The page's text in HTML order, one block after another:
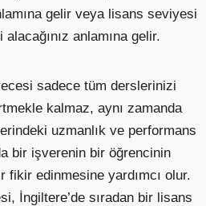
gelir veya lisans seviyesi
anlamına gelir.
sadece tüm derslerinizi
kalmaz, aynı zamanda
uzmanlık ve performans
bir işverenin bir öğrencinin
fikir edinmesine yardımcı olur.
İngiltere’de sıradan bir lisans